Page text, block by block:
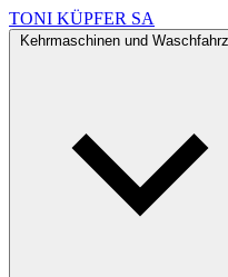
TONI KÜPFER SA